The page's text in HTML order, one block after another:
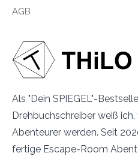
Als "Dein SPIEGEL"-
Drehbuchschreiber weiß
Abenteurer werden. Seit
fertige Escape-Room
AGB